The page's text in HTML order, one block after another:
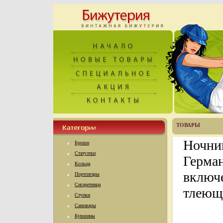
Броши
Статуэтки
Кольца
Портсигары
Сигаретница
Ступки
Самовары
Кувшины
ТОВАРЫ